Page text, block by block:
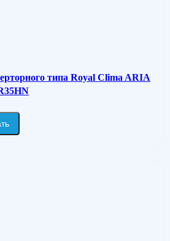
типа Royal Clima ARIA